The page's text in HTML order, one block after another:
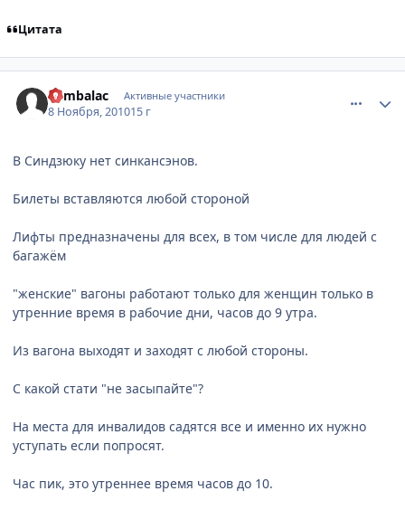
Цитата
Rambalac Активные участники
8 Ноября, 201015 г
В Синдзюку нет синкансэнов.
Билеты вставляются любой стороной
Лифты предназначены для всех, в том числе для людей с
багажём
"женские" вагоны работают только для женщин только в
утренние время в рабочие дни, часов до 9 утра.
Из вагона выходят и заходят с любой стороны.
С какой стати "не засыпайте"?
На места для инвалидов садятся все и именно их нужно
уступать если попросят.
Час пик, это утреннее время часов до 10.